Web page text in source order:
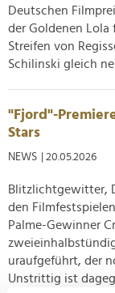
Deutschen
der Goldenen Lola
Streifen von
Schilinski gleich
"Fjord"-
Stars
NEWS | 20.05.2026
Blitzlichtgewitter,
den
Palme-Gewinner
uraufgeführt, der
Unstrittig ist